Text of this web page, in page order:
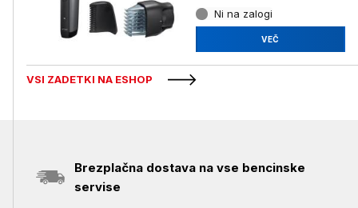
Ni na zalogi
VEČ
VSI ZADETKI NA ESHOP
Brezplačna dostava na vse bencinske
servise